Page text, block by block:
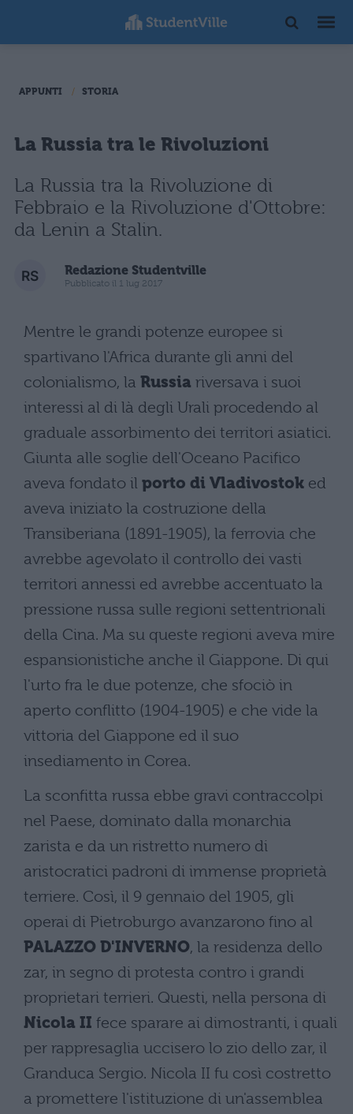
APPUNTI STORIA
La Russia tra le Rivoluzioni
La Russia tra la Rivoluzione di
Febbraio e la Rivoluzione d'Ottobre:
da Lenin a Stalin.
Redazione Studentville
Pubblicato il 1 lug 2017
Mentre le grandi potenze europee si
spartivano l'Africa durante gli anni del
colonialismo, la Russia riversava i suoi
interessi al di là degli Urali procedendo al
graduale assorbimento dei territori asiatici.
Giunta alle soglie dell'Oceano Pacifico
aveva fondato il porto di Vladivostok ed
aveva iniziato la costruzione della
Transiberiana (1891-1905), la ferrovia che
avrebbe agevolato il controllo dei vasti
territori annessi ed avrebbe accentuato la
pressione russa sulle regioni settentrionali
della Cina. Ma su queste regioni aveva mire
espansionistiche anche il Giappone. Di qui
l'urto fra le due potenze, che sfociò in
aperto conflitto (1904-1905) e che vide la
vittoria del Giappone ed il suo
insediamento in Corea.
La sconfitta russa ebbe gravi contraccolpi
nel Paese, dominato dalla monarchia
zarista e da un ristretto numero di
aristocratici padroni di immense proprietà
terriere. Così, il 9 gennaio del 1905, gli
operai di Pietroburgo avanzarono fino al
PALAZZO D'INVERNO, la residenza dello
zar, in segno di protesta contro i grandi
proprietari terrieri. Questi, nella persona di
Nicola II fece sparare ai dimostranti, i quali
per rappresaglia uccisero lo zio dello zar, il
Granduca Sergio. Nicola II fu così costretto
a promettere l'istituzione di un'assemblea